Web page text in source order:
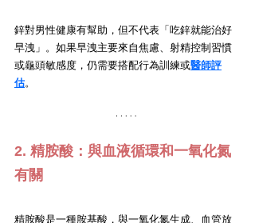
鋅對男性健康有幫助，但不代表「吃鋅就能治好
早洩」。如果早洩主要來自焦慮、射精控制習慣
或龜頭敏感度，仍需要搭配行為訓練或醫師評
估。
2. 精胺酸：與血液循環和一氧化氮
有關
精胺酸是一種胺基酸，與一氧化氮生成、血管放